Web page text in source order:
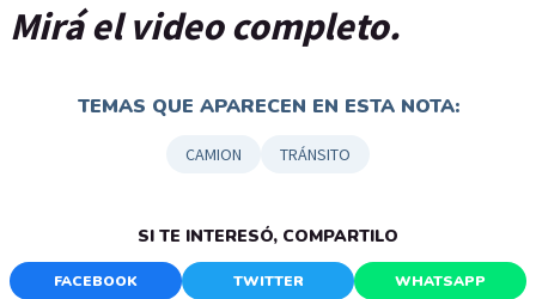
Mirá el video completo.
TEMAS QUE APARECEN EN ESTA NOTA:
CAMION TRÁNSITO
SI TE INTERESÓ, COMPARTILO
FACEBOOK TWITTER WHATSAPP